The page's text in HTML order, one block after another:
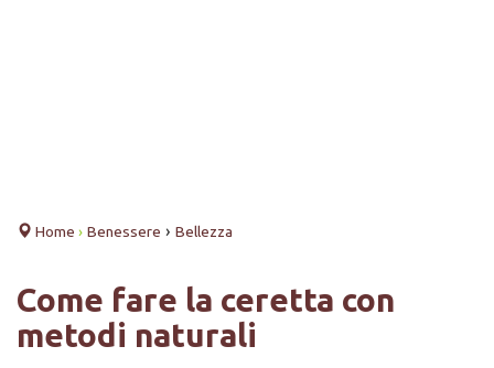
Home › Benessere › Bellezza
Come fare la ceretta con
metodi naturali